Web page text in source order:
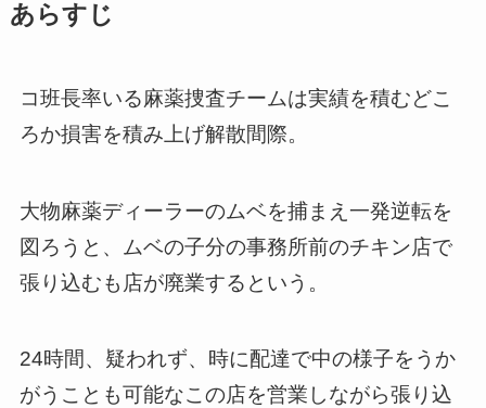
あらすじ
コ班長率いる麻薬捜査チームは実績を積むどこ
ろか損害を積み上げ解散間際。
大物麻薬ディーラーのムベを捕まえ一発逆転を
図ろうと、ムベの子分の事務所前のチキン店で
張り込むも店が廃業するという。
24時間、疑われず、時に配達で中の様子をうか
がうことも可能なこの店を営業しながら張り込